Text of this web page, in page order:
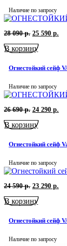
Наличие по запросу
28 090р.
составляла
090
р..
25 590 р.
р..
В корзину
Огнестойкий сейф
Наличие по запросу
26 690р.
составляла
690
р..
24 290 р.
р..
В корзину
Огнестойкий сейф
Наличие по запросу
24 590р.
составляла
590
р..
23 290 р.
р..
В корзину
Огнестойкий сейф
Наличие по запросу